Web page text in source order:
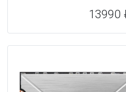
13990